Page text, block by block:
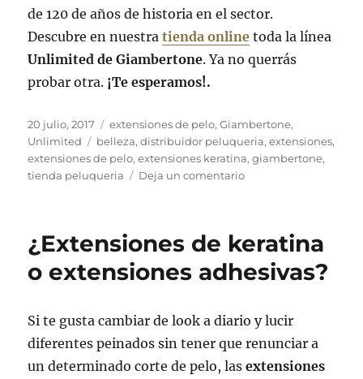
de 120 de años de historia en el sector.
Descubre en nuestratienda online toda la línea
Unlimited de Giambertone. Ya no querrás
probar otra. ¡Te esperamos!.
Publicado
el
20 julio, 2017 Categorías
extensiones de pelo,Giambertone,
Unlimited
Etiquetas
belleza,distribuidor peluqueria,extensiones,
extensiones de pelo,extensiones keratina,giambertone,
tienda peluqueria
Deja un comentarioen
Giambertone,
calidad
insuperable
¿Extensiones de keratina
o extensiones adhesivas?
Si te gusta cambiar de look a diario y lucir
diferentes peinados sin tener que renunciar a
un determinado corte de pelo, lasextensiones